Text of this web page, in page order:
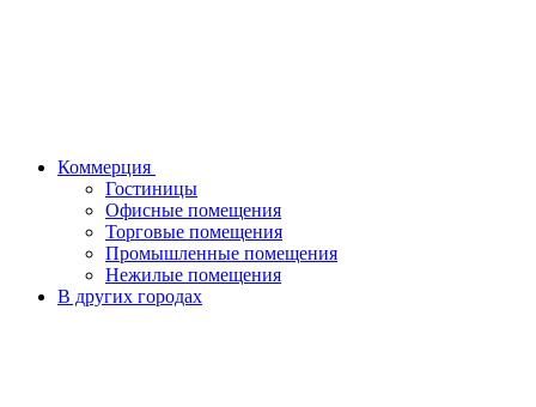
Коммерция
Гостиницы
Офисные помещения
Торговые помещения
Промышленные помещения
Нежилые помещения
В других городах